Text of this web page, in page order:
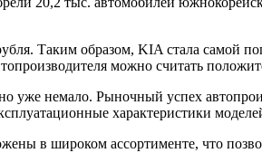
Таким образом, KIA стала самой
можно считать
уже немало. Рыночный успех
характеристики
в широком ассортименте, что